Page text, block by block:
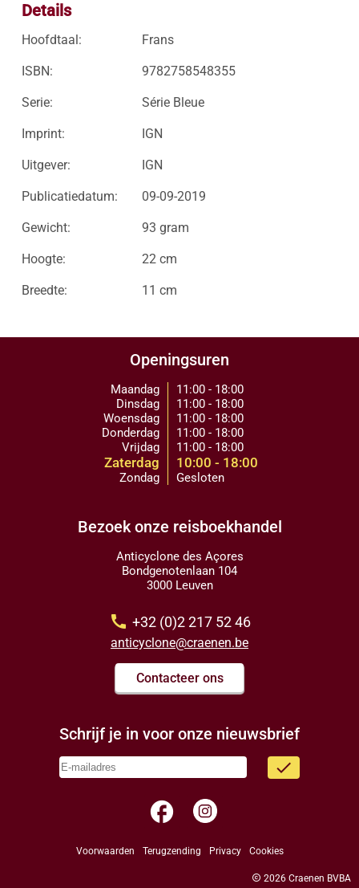
Details
Hoofdtaal: Frans
ISBN: 9782758548355
Serie: Série Bleue
Imprint: IGN
Uitgever: IGN
Publicatiedatum: 09-09-2019
Gewicht: 93 gram
Hoogte: 22 cm
Breedte: 11 cm
Openingsuren
Maandag
Dinsdag
Woensdag
Donderdag
Vrijdag
Zaterdag
Zondag
11:00 - 18:00
11:00 - 18:00
11:00 - 18:00
11:00 - 18:00
11:00 - 18:00
10:00 - 18:00
Gesloten
Bezoek onze reisboekhandel
Anticyclone des Açores
Bondgenotenlaan 104
3000 Leuven
call +32 (0)2 217 52 46
anticyclone@craenen.be
Contacteer ons
Schrijf je in voor onze nieuwsbrief
done
facebook
Voorwaarden Terugzending Privacy Cookies
copyright 2026 Craenen BVBA